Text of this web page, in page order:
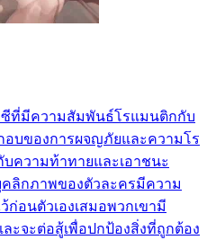
ซีที่มีความสัมพันธ์โรแมนติกกับ
อบของการผจญภัยและความโร
ความท้าทายและเอาชนะ
ลิกภาพของตัวละครมีความ
อนตัวเองเสมอพวกเขามี
ะจะต่อสู้เพื่อปกป้องสิ่งที่ถูกต้อง